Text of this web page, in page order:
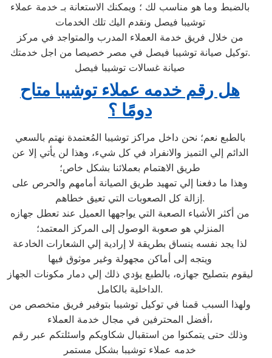
بالضبط وما هو مناسب لك ؛ ويمكنك الاستعانة بـ خدمة عملاء
توشيبا فيصل ونقدم اليك تلك الخدمات
من خلال فريق خدمة العملاء المدرب والمتواجد في مركز
توكيل صيانة توشيبا فيصل في مصر خصيصا من اجل خدمتك.​
صيانة غسالات توشيبا فيصل
هل رقم خدمه عملاء توشيبا متاح
دومًا ؟
بالطبع نعم؛ نحن داخل مراكز توشيبا المُعتمدة نهتم بالسعي
الدائم إلي التميز والانفراد في كل شيء، وهذا لن يأتي إلا عن
طريق الاهتمام بعملائنا بشكل خاص؛
وهذا ما دفعنا إلي تمهيد طريق الصيانة أمامهم والحرص على
إزالة كل الصعوبات التي تعيق خطاهم.
من أكثر الأشياء الصعبة التي يواجهها العميل عند تعطل جهازه
المنزلي هو صعوبة الوصول إلى المركز المعتمد؛
لذا يجد نفسه ينساق بطريقة لا إرادية إلي الشعارات الخادعة
ويتجه إلى أماكن مجهولة وغير موثوق فيها
ليقوم بتصليح جهازه، بالطبع يؤدي ذلك إلي دمار مكونات الجهاز
الداخلية بالكامل.
ولهذا السبب قمنا في توكيل توشيبا بتوفير فريق متخصص من
أفضل المحترفين في مجال خدمة العملاء،
وذلك حتى يتمكنوا من استقبال شكاويكم واسئلتكم عبر رقم
خدمه عملاء توشيبا بشكل مستمر